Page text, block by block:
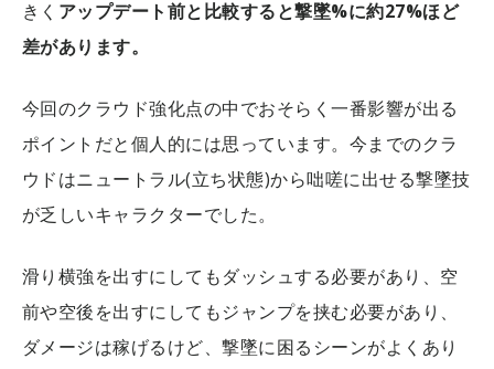
きく アップデート前と比較すると撃墜%に約27%ほど
差があります。
今回のクラウド強化点の中でおそらく一番影響が出る
ポイントだと個人的には思っています。今までのクラ
ウドはニュートラル(立ち状態)から咄嗟に出せる撃墜技
が乏しいキャラクターでした。
滑り横強を出すにしてもダッシュする必要があり、空
前や空後を出すにしてもジャンプを挟む必要があり、
ダメージは稼げるけど、撃墜に困るシーンがよくあり